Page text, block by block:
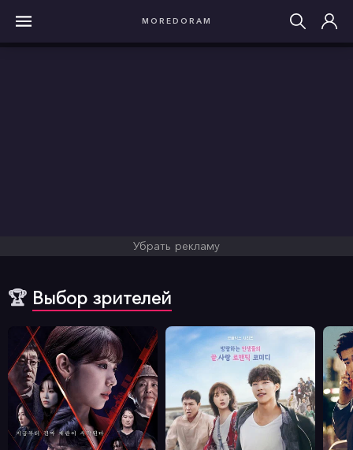
MOREDORAM
Убрать рекламу
🏆 Выбор зрителей